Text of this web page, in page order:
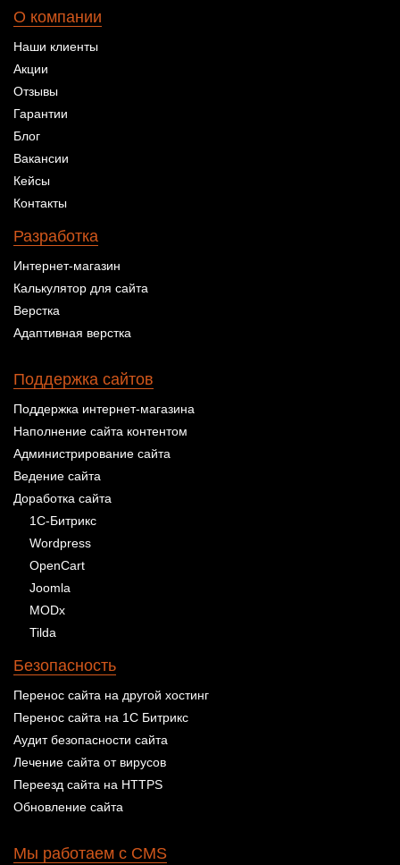
О компании
Наши клиенты
Акции
Отзывы
Гарантии
Блог
Вакансии
Кейсы
Контакты
Разработка
Интернет-магазин
Калькулятор для сайта
Верстка
Адаптивная верстка
Поддержка сайтов
Поддержка интернет-магазина
Наполнение сайта контентом
Администрирование сайта
Ведение сайта
Доработка сайта
1С-Битрикс
Wordpress
OpenCart
Joomla
MODx
Tilda
Безопасность
Перенос сайта на другой хостинг
Перенос сайта на 1С Битрикс
Аудит безопасности сайта
Лечение сайта от вирусов
Переезд сайта на HTTPS
Обновление сайта
Мы работаем с CMS